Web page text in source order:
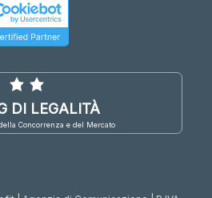
DI LEGALITÀ
Concorrenza e del Mercato